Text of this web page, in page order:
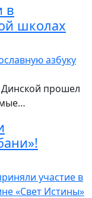
в
школах
прошел